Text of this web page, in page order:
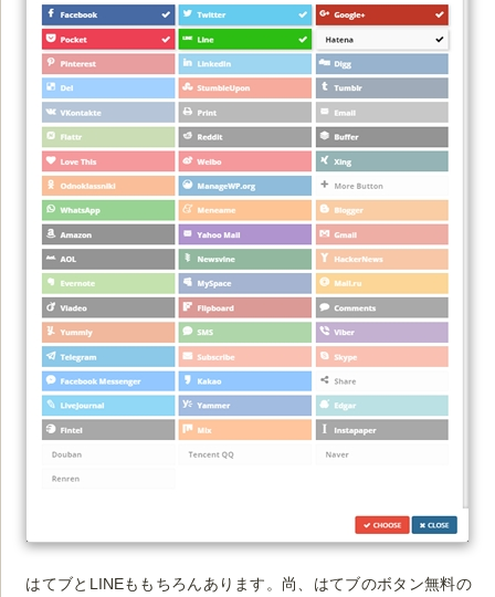
はてブとLINEももちろんあります。尚、はてブのボタン無料の